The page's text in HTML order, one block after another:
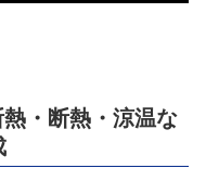
・断熱・涼温な